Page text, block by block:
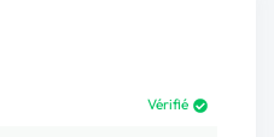
Vérifié